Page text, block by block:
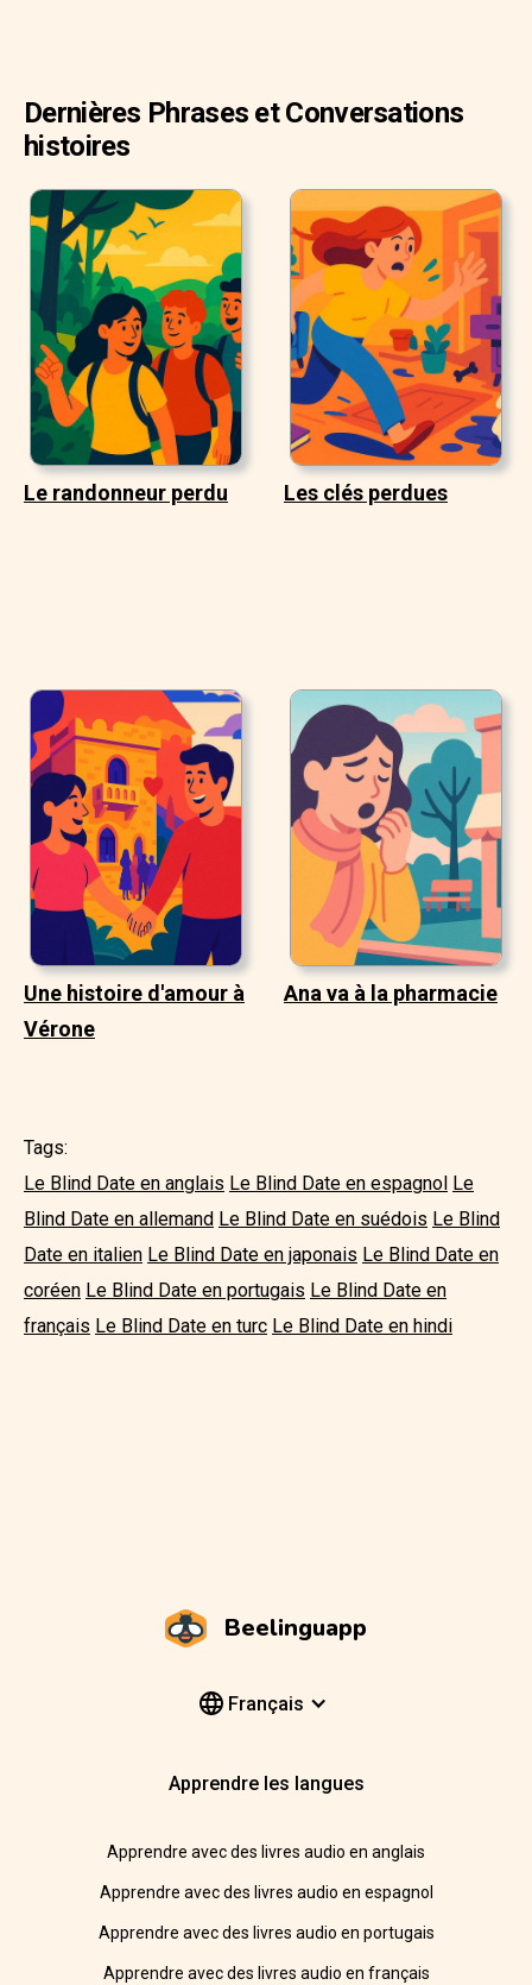
Dernières Phrases et Conversations
histoires
Le randonneur perdu Les clés perdues
Une histoire d'amour à
Vérone
Ana va à la pharmacie
Tags:
Le Blind Date en anglais Le Blind Date en espagnol Le
Blind Date en allemand Le Blind Date en suédois Le Blind
Date en italien Le Blind Date en japonais Le Blind Date en
coréen Le Blind Date en portugais Le Blind Date en
français Le Blind Date en turc Le Blind Date en hindi
Beelinguapp
Français
Apprendre les langues
Apprendre avec des livres audio en anglais
Apprendre avec des livres audio en espagnol
Apprendre avec des livres audio en portugais
Apprendre avec des livres audio en français